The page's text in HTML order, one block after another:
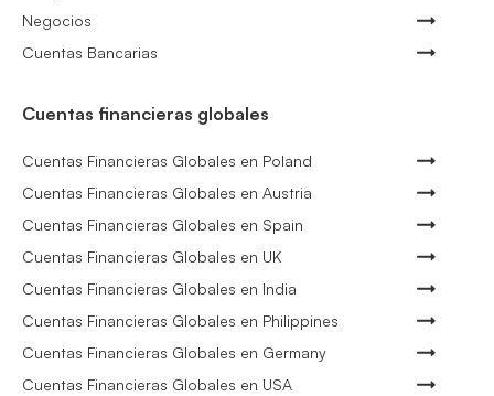
Negocios
Cuentas Bancarias
Cuentas financieras globales
Cuentas Financieras Globales en Poland
Cuentas Financieras Globales en Austria
Cuentas Financieras Globales en Spain
Cuentas Financieras Globales en UK
Cuentas Financieras Globales en India
Cuentas Financieras Globales en Philippines
Cuentas Financieras Globales en Germany
Cuentas Financieras Globales en USA